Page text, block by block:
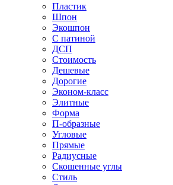
Пластик
Шпон
Экошпон
С патиной
ДСП
Стоимость
Дешевые
Дорогие
Эконом-класс
Элитные
Форма
П-образные
Угловые
Прямые
Радиусные
Скошенные углы
Стиль